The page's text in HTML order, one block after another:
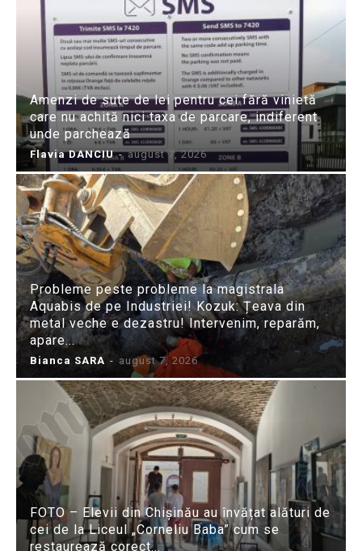
Amenzi de sute de lei pentru cei fără vinietă
care nu achită nici taxa de parcare, indiferent
unde parchează
Flavia DANCIU - august 7, 2026
Probleme peste probleme la magistrala
Aquabis de pe Industriei! Kozuk: Țeava din
metal veche e dezastru! Intervenim, reparăm,
apare...
Bianca SARA - august 7, 2026
FOTO – Elevii din Chișinău au învățat alături de
cei de la Liceul „Corneliu Baba” cum se
restaurează corect...